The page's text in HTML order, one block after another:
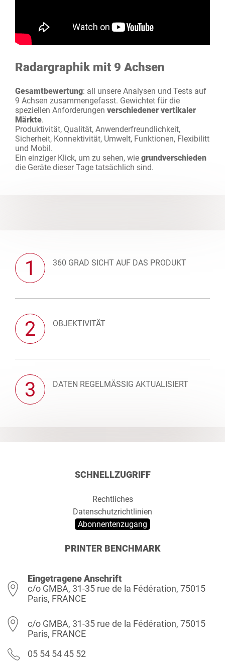
Radargraphik mit 9 Achsen
Gesamtbewertung: all unsere Analysen und Tests auf
9 Achsen zusammengefasst. Gewichtet für die
speziellen Anforderungen verschiedener vertikaler
Märkte.
Produktivität, Qualität, Anwenderfreundlichkeit,
Sicherheit, Konnektivität, Umwelt, Funktionen, Flexibilitt
und Mobil.
Ein einziger Klick, um zu sehen, wie grundverschieden
die Geräte dieser Tage tatsächlich sind.
1 360 GRAD SICHT AUF DAS PRODUKT
2 OBJEKTIVITÄT
3 DATEN REGELMÄSSIG AKTUALISIERT
SCHNELLZUGRIFF
Rechtliches
Datenschutzrichtlinien
Abonnentenzugang
PRINTER BENCHMARK
Eingetragene Anschrift
c/o GMBA, 31-35 rue de la Fédération, 75015
Paris, FRANCE
c/o GMBA, 31-35 rue de la Fédération, 75015
Paris, FRANCE
05 54 54 45 52